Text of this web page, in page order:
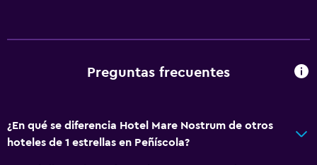
Perchero
Enchufe cerca de la cama
Preguntas frecuentes
¿En qué se diferencia Hotel Mare Nostrum de otros
hoteles de 1 estrellas en Peñíscola?